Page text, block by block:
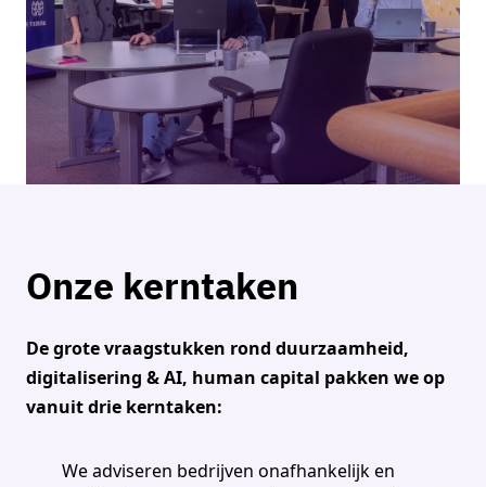
Onze kerntaken
De grote vraagstukken rond duurzaamheid,
digitalisering & AI, human capital pakken we op
vanuit drie kerntaken:
We adviseren bedrijven onafhankelijk en